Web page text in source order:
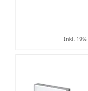
Inkl. 19%